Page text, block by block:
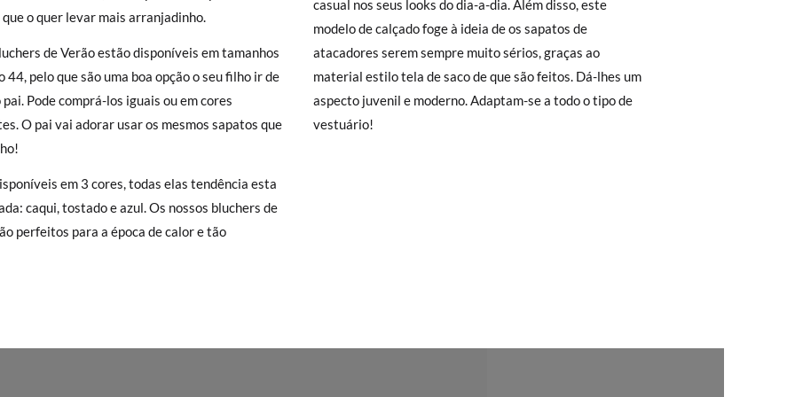
que o quer levar mais arranjadinho.
de Verão estão disponíveis em tamanhos
44, pelo que são uma boa opção o seu filho ir de
pai. Pode comprá-los iguais ou em cores
O pai vai adorar usar os mesmos sapatos que
em 3 cores, todas elas tendência esta
caqui, tostado e azul. Os nossos bluchers de
perfeitos para a época de calor e tão
casual nos seus looks do dia-a-dia. Além disso, este
modelo de calçado foge à ideia de os sapatos de
atacadores serem sempre muito sérios, graças ao
material estilo tela de saco de que são feitos. Dá-lhes um
aspecto juvenil e moderno. Adaptam-se a todo o tipo de
vestuário!
trocas grátis, sem perguntas. Se quando chegarem a sua casa não lhe servirem, basta ir à secção de
do nosso site para nos enviar o pedido de troca. A nossa equipa de Atendimento ao Cliente
se-á de tudo: enviar-lhe-emos outro tamanho e recolheremos o primeiro, sem gastos e em poucos dias!
queira uma Troca, mas sim uma Devolução, esta também será gratuita. Não tem que se preocupar com nada.
o pedido através da mesma secção do parágrafo anterior e encarregar-nos-emos de lhe enviar um estafeta
recolha o sapato que devolve.
28 29 30 31 32 33 34 36 37 38 39 40 41 42 43